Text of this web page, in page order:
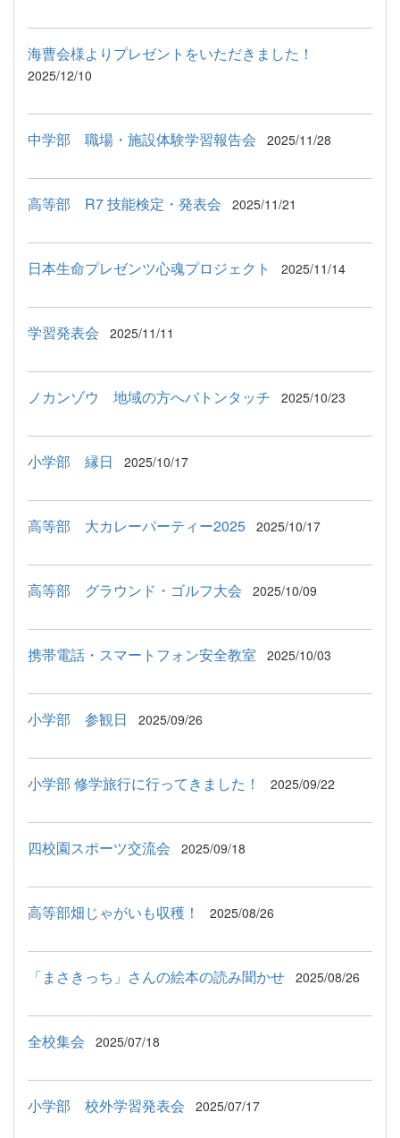
海曹会様よりプレゼントをいただきました！
2025/12/10
中学部 職場・施設体験学習報告会 2025/11/28
高等部 R7 技能検定・発表会 2025/11/21
日本生命プレゼンツ心魂プロジェクト 2025/11/14
学習発表会 2025/11/11
ノカンゾウ 地域の方へバトンタッチ 2025/10/23
小学部 縁日 2025/10/17
高等部 大カレーパーティー2025 2025/10/17
高等部 グラウンド・ゴルフ大会 2025/10/09
携帯電話・スマートフォン安全教室 2025/10/03
小学部 参観日 2025/09/26
小学部 修学旅行に行ってきました！ 2025/09/22
四校園スポーツ交流会 2025/09/18
高等部畑じゃがいも収穫！ 2025/08/26
「まさきっち」さんの絵本の読み聞かせ 2025/08/26
全校集会 2025/07/18
小学部 校外学習発表会 2025/07/17